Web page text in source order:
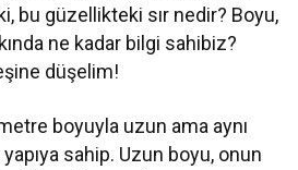
bu güzellikteki sır nedir? Boyu,
ne kadar bilgi sahibiz?
düşelim!
boyuyla uzun ama aynı
sahip. Uzun boyu, onun